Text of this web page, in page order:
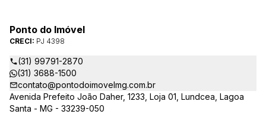
Ponto do Imóvel
CRECI: PJ 4398
(31) 99791-2870
(31) 3688-1500
contato@pontodoimovelmg.com.br
Avenida Prefeito João Daher, 1233, Loja 01, Lundcea, Lagoa
Santa - MG - 33239-050